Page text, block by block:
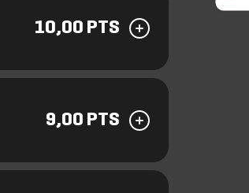
10,00 PTS
9,00 PTS